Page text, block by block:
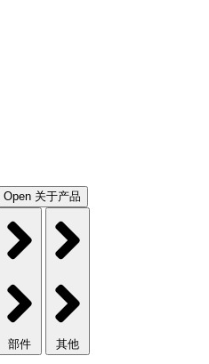
Open 关于产品
部件 其他